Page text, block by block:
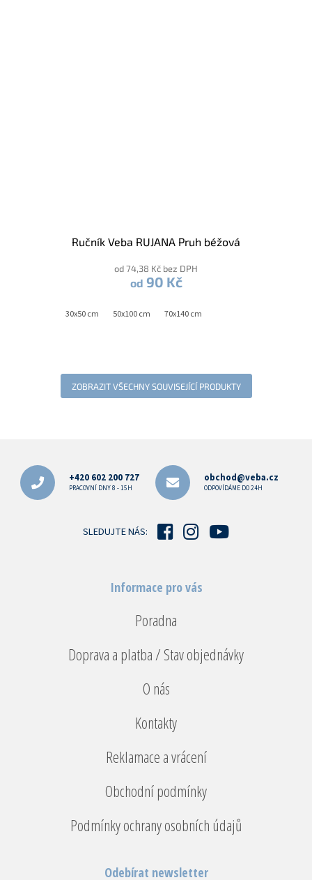
Ručník Veba RUJANA Pruh béžová
od 74,38 Kč bez DPH
od 90 Kč
30x50 cm 50x100 cm 70x140 cm
ZOBRAZIT VŠECHNY SOUVISEJÍCÍ PRODUKTY
+420 602 200 727
PRACOVNÍ DNY 8 - 15H
obchod@veba.cz
ODPOVÍDÁME DO 24H
SLEDUJTE NÁS:
Informace pro vás
Poradna
Doprava a platba / Stav objednávky
O nás
Kontakty
Reklamace a vrácení
Obchodní podmínky
Podmínky ochrany osobních údajů
Odebírat newsletter